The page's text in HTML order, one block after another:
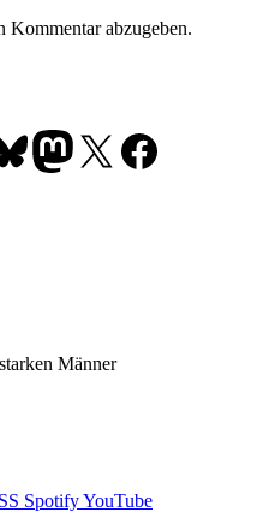
Kommentar abzugeben.
Folgt uns auf Mastodon
X Folgt uns auf
Männer
SpotifyYouTube